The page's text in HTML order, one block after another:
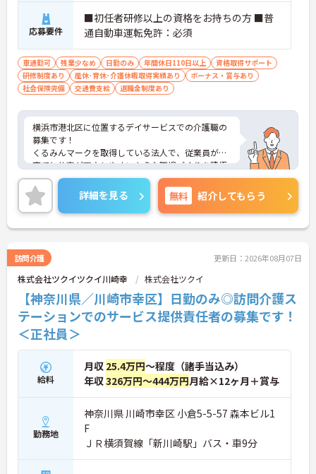
応募要件
■初任者研修以上の資格をお持ちの方 ■普
通自動車運転免許：必須
車通勤可 残業少なめ 日勤のみ 年間休日110日以上
資格取得サポート
研修制度あり
産休･育休･介護休暇取得実績あり
ボーナス・賞与あり
社会保険完備
交通費支給 退職金制度あり
横浜市港北区に位置するデイサービスでの介護職の
募集です！
くるみんマークを取得している法人で、従業員が子
育てと仕事が両立しやすいような職場づくりを積極
的に行っています。
ご興味ある方には、面接対策ポイントなど、さらに
詳細をお話しいたしますのでお気軽にご相談くださ
い！
詳細を見る 無料 紹介してもらう
訪問介護 更新日：2026年08月07日
株式会社ツクイツクイ川崎幸 株式会社ツクイ
【神奈川県／川崎市幸区】日勤のみ◎訪問介護ス
テーションでのサービス提供責任者の募集です！
＜正社員＞
給料
月収 25.4万円～程度（諸手当込み）
年収326万円～444万円月給×12ヶ月＋賞与
勤務地
神奈川県 川崎市幸区 小倉5-5-57 森本ビル1
F
ＪＲ横須賀線「新川崎駅」バス・車9分